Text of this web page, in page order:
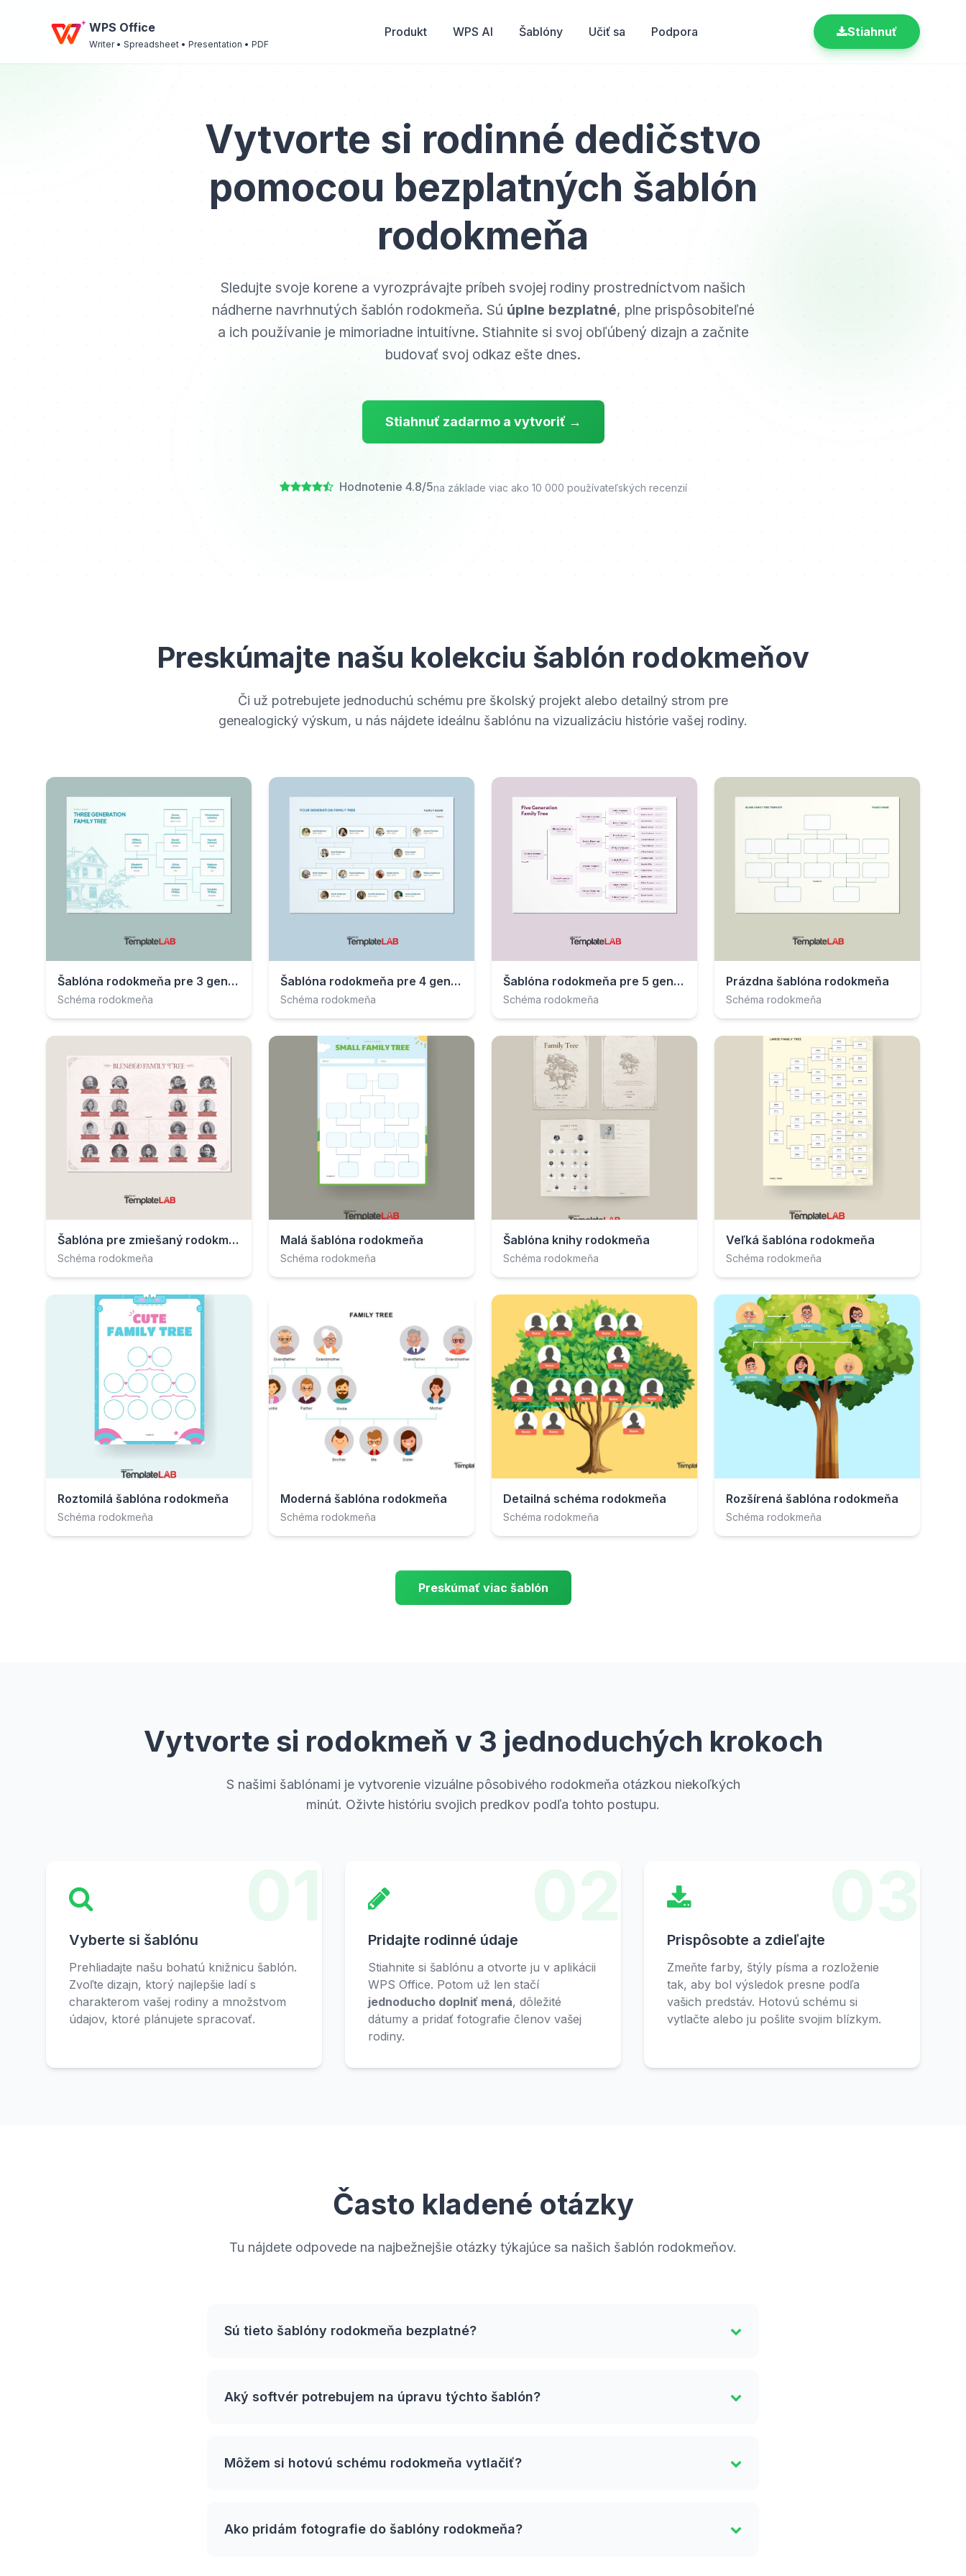
WPS Office
Writer • Spreadsheet • Presentation • PDF
Produkt WPS AI Šablóny Učiť sa Podpora Stiahnuť
Vytvorte si rodinné dedičstvo
pomocou bezplatných šablón
rodokmeňa
Sledujte svoje korene a vyrozprávajte príbeh svojej rodiny prostredníctvom našich
nádherne navrhnutých šablón rodokmeňa. Sú úplne bezplatné, plne prispôsobiteľné
a ich používanie je mimoriadne intuitívne. Stiahnite si svoj obľúbený dizajn a začnite
budovať svoj odkaz ešte dnes.
Stiahnuť zadarmo a vytvoriť →
Hodnotenie 4.8/5na základe viac ako 10 000 používateľských recenzií
Preskúmajte našu kolekciu šablón rodokmeňov
Či už potrebujete jednoduchú schému pre školský projekt alebo detailný strom pre
genealogický výskum, u nás nájdete ideálnu šablónu na vizualizáciu histórie vašej rodiny.
Šablóna rodokmeňa pre 3 generácie
Schéma rodokmeňa
Šablóna rodokmeňa pre 4 generácie
Schéma rodokmeňa
Šablóna rodokmeňa pre 5 generácií
Schéma rodokmeňa
Prázdna šablóna rodokmeňa
Schéma rodokmeňa
Šablóna pre zmiešaný rodokmeň
Schéma rodokmeňa
Malá šablóna rodokmeňa
Schéma rodokmeňa
Šablóna knihy rodokmeňa
Schéma rodokmeňa
Veľká šablóna rodokmeňa
Schéma rodokmeňa
Roztomilá šablóna rodokmeňa
Schéma rodokmeňa
Moderná šablóna rodokmeňa
Schéma rodokmeňa
Detailná schéma rodokmeňa
Schéma rodokmeňa
Rozšírená šablóna rodokmeňa
Schéma rodokmeňa
Preskúmať viac šablón
Vytvorte si rodokmeň v 3 jednoduchých krokoch
S našimi šablónami je vytvorenie vizuálne pôsobivého rodokmeňa otázkou niekoľkých
minút. Oživte históriu svojich predkov podľa tohto postupu.
Vyberte si šablónu
Prehliadajte našu bohatú knižnicu šablón.
Zvoľte dizajn, ktorý najlepšie ladí s
charakterom vašej rodiny a množstvom
údajov, ktoré plánujete spracovať.
Pridajte rodinné údaje
Stiahnite si šablónu a otvorte ju v aplikácii
WPS Office. Potom už len stačí
jednoducho doplniť mená, dôležité
dátumy a pridať fotografie členov vašej
rodiny.
Prispôsobte a zdieľajte
Zmeňte farby, štýly písma a rozloženie
tak, aby bol výsledok presne podľa
vašich predstáv. Hotovú schému si
vytlačte alebo ju pošlite svojim blízkym.
Často kladené otázky
Tu nájdete odpovede na najbežnejšie otázky týkajúce sa našich šablón rodokmeňov.
Sú tieto šablóny rodokmeňa bezplatné?
Aký softvér potrebujem na úpravu týchto šablón?
Môžem si hotovú schému rodokmeňa vytlačiť?
Ako pridám fotografie do šablóny rodokmeňa?